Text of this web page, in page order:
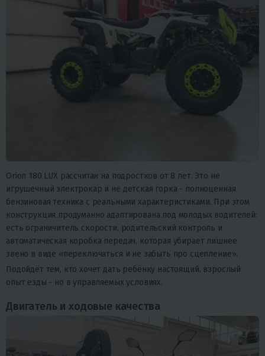
Orion 180 LUX рассчитан на подростков от 8 лет. Это не
игрушечный электрокар и не детская горка - полноценная
бензиновая техника с реальными характеристиками. При этом
конструкция продуманно адаптирована под молодых водителей:
есть ограничитель скорости, родительский контроль и
автоматическая коробка передач, которая убирает лишнее
звено в виде «переключаться и не забыть про сцепление».
Подойдёт тем, кто хочет дать ребёнку настоящий, взрослый
опыт езды - но в управляемых условиях.
Двигатель и ходовые качества